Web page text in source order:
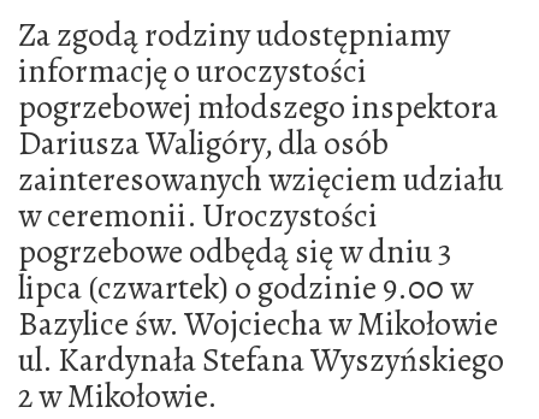
Za zgodą rodziny udostępniamy
informację o uroczystości
pogrzebowej młodszego inspektora
Dariusza Waligóry, dla osób
zainteresowanych wzięciem udziału
w ceremonii. Uroczystości
pogrzebowe odbędą się w dniu 3
lipca (czwartek) o godzinie 9.00 w
Bazylice św. Wojciecha w Mikołowie
ul. Kardynała Stefana Wyszyńskiego
2 w Mikołowie.